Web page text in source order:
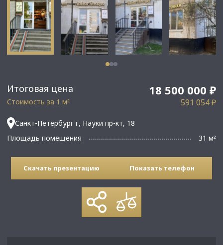
Итоговая цена 18 500 000 ₽
Стоимость за 1 м² 591 054 ₽
Санкт-Петербург г, Науки пр-кт, 18
Площадь помещения
31 м²
Скачать презентацию Показать телефон